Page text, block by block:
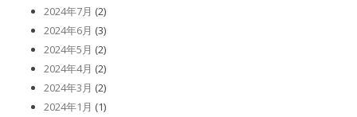
2024年7月 (2)
2024年6月 (3)
2024年5月 (2)
2024年4月 (2)
2024年3月 (2)
2024年1月 (1)